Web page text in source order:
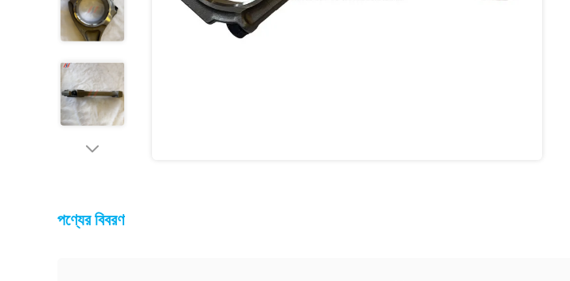
পণ্যের বিবরণ